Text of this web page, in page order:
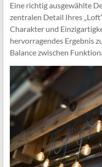
Eine richtig ausgewählte
zentralen Detail Ihres
Charakter und
hervorragendes Ergebnis
Balance zwischen